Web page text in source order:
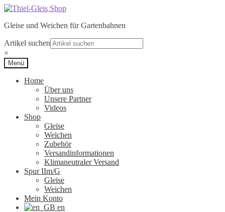
Zur
springen
Zum
springen
Gleise und Weichen für Gartenbahnen
Artikel suchen
×
Menü
Home
Über uns
Unsere Partner
Videos
Shop
Gleise
Weichen
Zubehör
Versandinformationen
Klimaneutraler Versand
Spur IIm/G
Gleise
Weichen
Mein Konto
en